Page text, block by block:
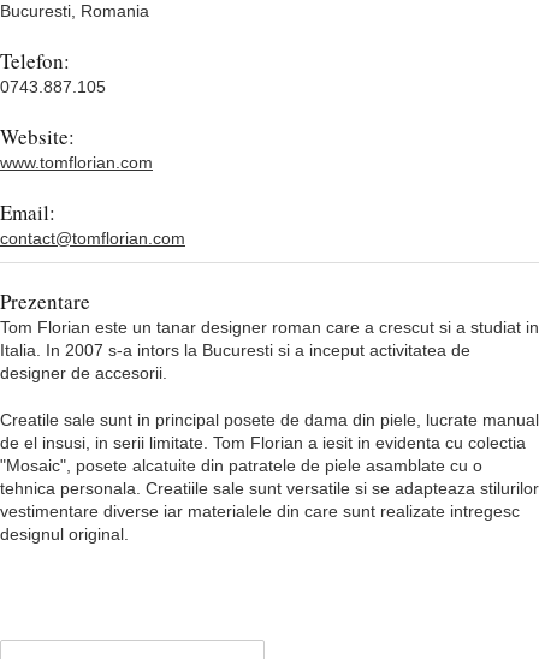
Bucuresti, Romania
Telefon:
0743.887.105
Website:
www.tomflorian.com
Email:
contact@tomflorian.com
Prezentare
Tom Florian este un tanar designer roman care a crescut si a studiat in
Italia. In 2007 s-a intors la Bucuresti si a inceput activitatea de
designer de accesorii.
Creatile sale sunt in principal posete de dama din piele, lucrate manual
de el insusi, in serii limitate. Tom Florian a iesit in evidenta cu colectia
"Mosaic", posete alcatuite din patratele de piele asamblate cu o
tehnica personala. Creatiile sale sunt versatile si se adapteaza stilurilor
vestimentare diverse iar materialele din care sunt realizate intregesc
designul original.